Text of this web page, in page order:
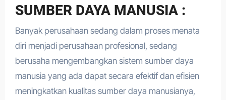
SUMBER DAYA MANUSIA :
Banyak perusahaan sedang dalam proses menata
diri menjadi perusahaan profesional, sedang
berusaha mengembangkan sistem sumber daya
manusia yang ada dapat secara efektif dan efisien
meningkatkan kualitas sumber daya manusianya,